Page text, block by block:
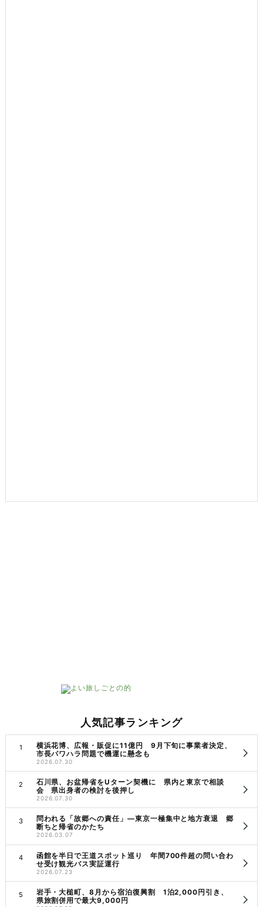
人気記事ランキング
横浜花博、広報・販促に11億円 9月下旬に事業者決定、
市長パワハラ問題で機運に懸念も
2026.07.30
石川県、お盆帰省をUターン契機に 県内と東京で相談
会 県出身者の検討を後押し
2026.07.30
問われる「故郷への責任」―東京一極集中と地方衰退 郷
断ちと帰省のかたち
2026.03.07
函館を半日で王道スポット巡り 年間700件超の問い合わ
せ受け観光バス実証運行
2026.07.23
岩手・大槌町、8月から宿泊復興割 1泊2,000円引き、
県旅割併用で最大9,000円